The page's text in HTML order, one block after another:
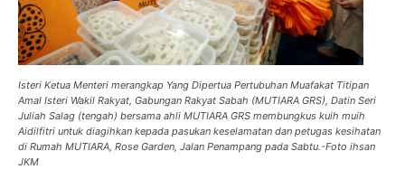
Isteri Ketua Menteri merangkap Yang Dipertua Pertubuhan Muafakat Titipan
Amal Isteri Wakil Rakyat, Gabungan Rakyat Sabah (MUTIARA GRS), Datin Seri
Juliah Salag (tengah) bersama ahli MUTIARA GRS membungkus kuih muih
Aidilfitri untuk diagihkan kepada pasukan keselamatan dan petugas kesihatan
di Rumah MUTIARA, Rose Garden, Jalan Penampang pada Sabtu.-Foto ihsan
JKM